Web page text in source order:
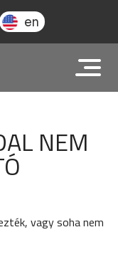
20 919 0005
en
NEM
vagy soha nem